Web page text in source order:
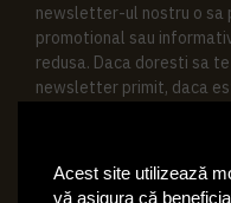
Acest site utilizează
vă asigura că
newsletter-ul nostru o sa
promotional sau
redusa. Daca doresti sa
newsletter primit, daca
speciala in contul tau in
contacta oricand pe